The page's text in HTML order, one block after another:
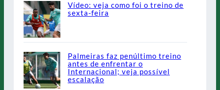
Vídeo: veja como foi o treino de
sexta-feira
Palmeiras faz penúltimo treino
antes de enfrentar o
Internacional; veja possível
escalação